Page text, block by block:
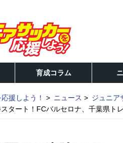
育成コラム
援しよう！ ニュース
ジュニア
タート！FCバルセロナ、千葉県ト